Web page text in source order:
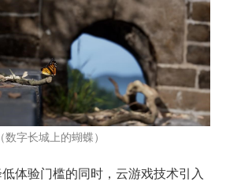
（数字长城上的蝴蝶）
体验门槛的同时，云游戏技术引入